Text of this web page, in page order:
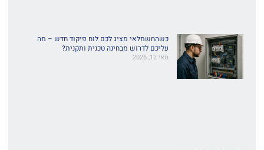
כשהחשמלאי מציג לכם לוח פיקוד חדש – מה
עליכם לדרוש מבחינה טכנית ותקנית?
מאי 12, 2026